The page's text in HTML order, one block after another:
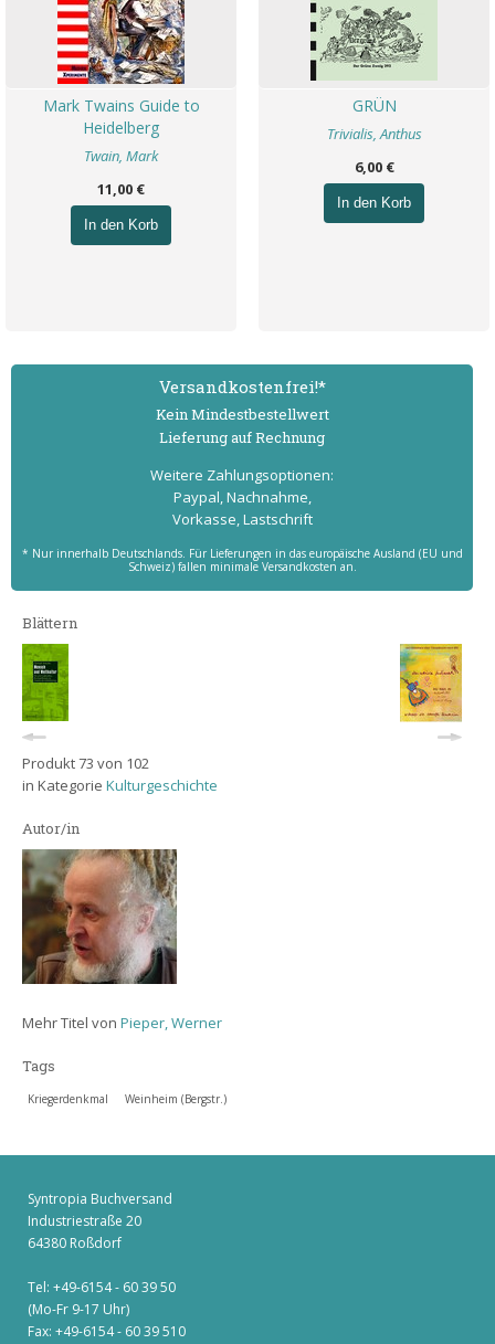
Mark Twains Guide to
Heidelberg
Twain, Mark
11,00 €
In den Korb
GRÜN
Trivialis, Anthus
6,00 €
In den Korb
Versand­kostenfrei!*
Kein Mindest­bestell­wert
Lieferung auf Rechnung
Weitere Zahlungs­optionen:
Paypal, Nachnahme,
Vorkasse, Lastschrift
* Nur innerhalb Deutschlands. Für Lieferungen in das europäische Ausland (EU und
Schweiz) fallen minimale Versandkosten an.
Blättern
Produkt 73 von 102
in Kategorie Kulturgeschichte
Autor/in
Mehr Titel von Pieper, Werner
Tags
Kriegerdenkmal Weinheim (Bergstr.)
Syntropia Buchversand
Industriestraße 20
64380 Roßdorf
Tel: +49-6154 - 60 39 50
(Mo-Fr 9-17 Uhr)
Fax: +49-6154 - 60 39 510